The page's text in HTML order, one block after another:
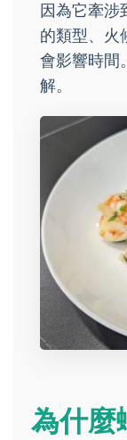
因為它牽涉
的類型、火
會影響時間
解。
為什麼